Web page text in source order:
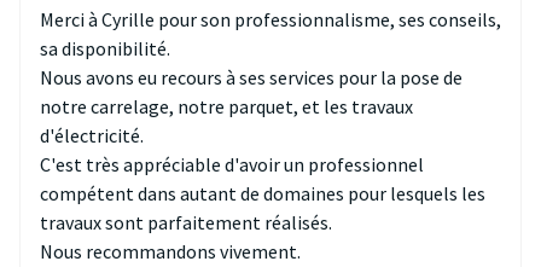
Merci à Cyrille pour son professionnalisme, ses conseils,
sa disponibilité.
Nous avons eu recours à ses services pour la pose de
notre carrelage, notre parquet, et les travaux
d'électricité.
C'est très appréciable d'avoir un professionnel
compétent dans autant de domaines pour lesquels les
travaux sont parfaitement réalisés.
Nous recommandons vivement.